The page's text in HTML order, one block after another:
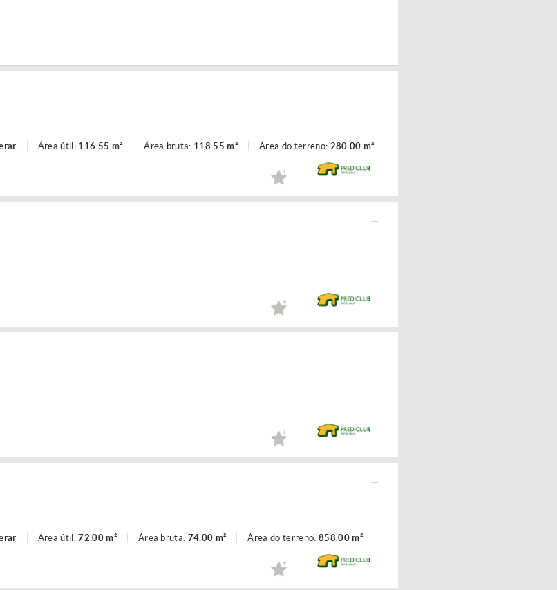
Área útil: 116.55 m² Área bruta: 118.55 m² Área do terreno: 280.00 m²
Área útil:72.00 m² Área bruta: 74.00 m² Área do terreno: 858.00 m²